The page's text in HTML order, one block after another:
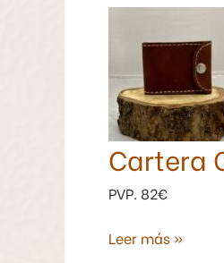
Cartera
PVP. 82€
Compact
Potro
sin
Monedero
Leer más »